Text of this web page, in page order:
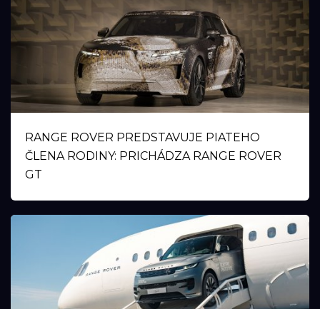
RANGE ROVER PREDSTAVUJE PIATEHO
ČLENA RODINY: PRICHÁDZA RANGE ROVER
GT